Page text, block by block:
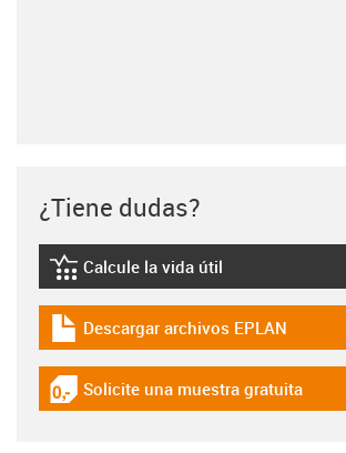
¿Tiene dudas?
igus-icon-lebensdauerrechner
Calcule la vida útil
igus-icon-download-plan
Descargar archivos EPLAN
igus-icon-gratismuster
Solicite una muestra gratuita